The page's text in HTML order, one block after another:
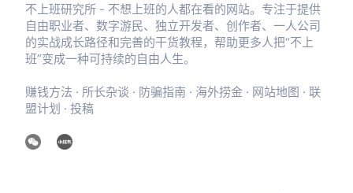
不上班研究所 - 不想上班的人都在看的网站。专注于提供
自由职业者、数字游民、独立开发者、创作者、一人公司
的实战成长路径和完善的干货教程，帮助更多人把“不上
班”变成一种可持续的自由人生。
赚钱方法 · 所长杂谈 · 防骗指南 · 海外捞金 · 网站地图 · 联
盟计划 · 投稿